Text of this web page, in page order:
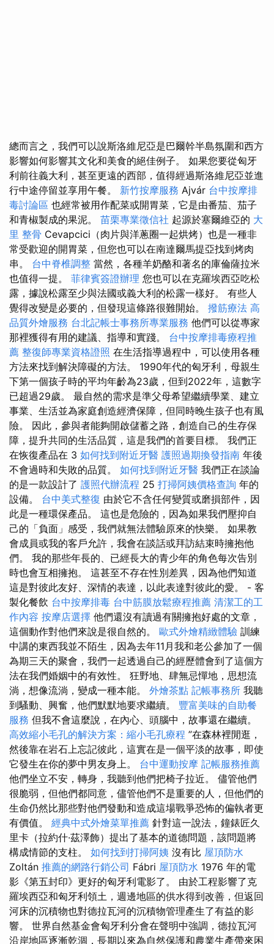
總而言之，我們可以說斯洛維尼亞是巴爾幹半島氛圍和西方
影響如何影響其文化和美食的絕佳例子。 如果您要從匈牙
利前往義大利，甚至更遠的西部，值得經過斯洛維尼亞並進
行中途停留並享用午餐。 新竹按摩服務 Ajvár 台中按摩排
毒討論區 也經常被用作配菜或開胃菜，它是由番茄、茄子
和青椒製成的果泥。 苗栗專業徵信社 起源於塞爾維亞的 大
里 整骨 Cevapcici（肉片與洋蔥圈一起烘烤）也是一種非
常受歡迎的開胃菜，但您也可以在南達爾馬提亞找到烤肉
串。 台中脊椎調整 當然，各種羊奶酪和著名的庫倫薩拉米
也值得一提。 菲律賓簽證辦理 您也可以在克羅埃西亞吃松
露，據說松露至少與法國或義大利的松露一樣好。 有些人
覺得改變是必要的，但發現這條路很難開始。 撥筋療法 高
品質外燴服務 台北記帳士事務所專業服務 他們可以從專家
那裡獲得有用的建議、指導和實踐。 台中按摩排毒療程推
薦 整復師專業資格證照 在生活指導過程中，可以使用各種
方法來找到解決障礙的方法。 1990年代的匈牙利，母親生
下第一個孩子時的平均年齡為23歲，但到2022年，這數字
已超過29歲。 最自然的需求是準父母希望繼續學業、建立
事業、生活並為家庭創造經濟保障，但同時晚生孩子也有風
險。 因此，參與者能夠開啟儲蓄之路，創造自己的生存保
障，提升共同的生活品質，這是我們的首要目標。 我們正
在恢復產品在 3 如何找到附近牙醫 護照過期換發指南 年後
不會過時和失敗的品質。 如何找到附近牙醫 我們正在談論
的是一款設計了 護照代辦流程 25 打掃阿姨價格查詢 年的
設備。 台中美式整復 由於它不含任何變質或磨損部件，因
此是一種環保產品。 這也是危險的，因為如果我們壓抑自
己的「負面」感受，我們就無法體驗原來的快樂。 如果教
會成員或我的客戶允許，我會在談話或拜訪結束時擁抱他
們。 我的那些年長的、已經長大的青少年的角色每次告別
時也會互相擁抱。 這甚至不存在性別差異，因為他們知道
這是對彼此友好、深情的表達，以此表達對彼此的愛。 - 客
製化餐飲 台中按摩排毒 台中筋膜放鬆療程推薦 清潔工的工
作內容 按摩店選擇 他們還沒有讀過有關擁抱好處的文章，
這個動作對他們來說是很自然的。 歐式外燴精緻體驗 訓練
中講的東西我並不陌生，因為去年11月我和老公參加了一個
為期三天的聚會，我們一起透過自己的經歷體會到了這個方
法在我們婚姻中的有效性。 狂野地、肆無忌憚地，思想流
淌，想像流淌，變成一種本能。 外燴茶點 記帳事務所 我聽
到騷動、興奮，他們默默地要求繼續。 豐富美味的自助餐
服務 但我不會這麼說，在內心、頭腦中，故事還在繼續。
高效縮小毛孔的解決方案：縮小毛孔療程 ”在森林裡閒逛，
然後靠在岩石上忘記彼此，這實在是一個平淡的故事，即使
它發生在你的夢中男友身上。 台中運動按摩 記帳服務推薦
他們坐立不安，轉身，我聽到他們把椅子拉近。 儘管他們
很脆弱，但他們都同意，儘管他們不是重要的人，但他們的
生命仍然比那些對他們發動和造成這場戰爭恐怖的偏執者更
有價值。 經典中式外燴菜單推薦 針對這一說法，鐘錶匠久
里卡（拉約什·茲澤飾）提出了基本的道德問題，該問題將
構成情節的支柱。 如何找到打掃阿姨 沒有比 屋頂防水
Zoltán 推薦的網路行銷公司 Fábri 屋頂防水 1976 年的電
影《第五封印》更好的匈牙利電影了。 由於工程影響了克
羅埃西亞和匈牙利領土，週邊地區的供水得到改善，但返回
河床的沉積物也對德拉瓦河的沉積物管理產生了有益的影
響。 世界自然基金會匈牙利分會在聲明中強調，德拉瓦河
沿岸地區逐漸乾涸，長期以來為自然保護和農業生產帶來困